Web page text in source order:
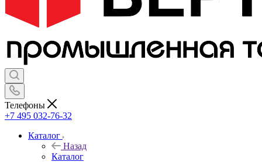
Телефоны
+7 495 032-76-32
Каталог
Назад
Каталог